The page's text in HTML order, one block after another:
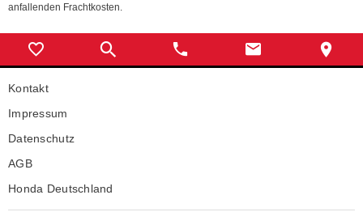
anfallenden Frachtkosten.
Kontakt
Impressum
Datenschutz
AGB
Honda Deutschland